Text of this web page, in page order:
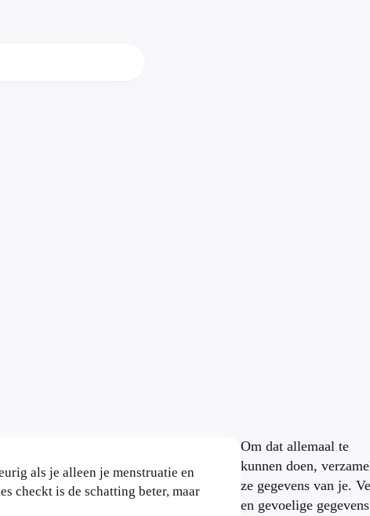
als je alleen je menstruatie en
checkt is de schatting beter, maar
Om dat allemaal te
kunnen doen,
ze gegevens van je.
en gevoelige